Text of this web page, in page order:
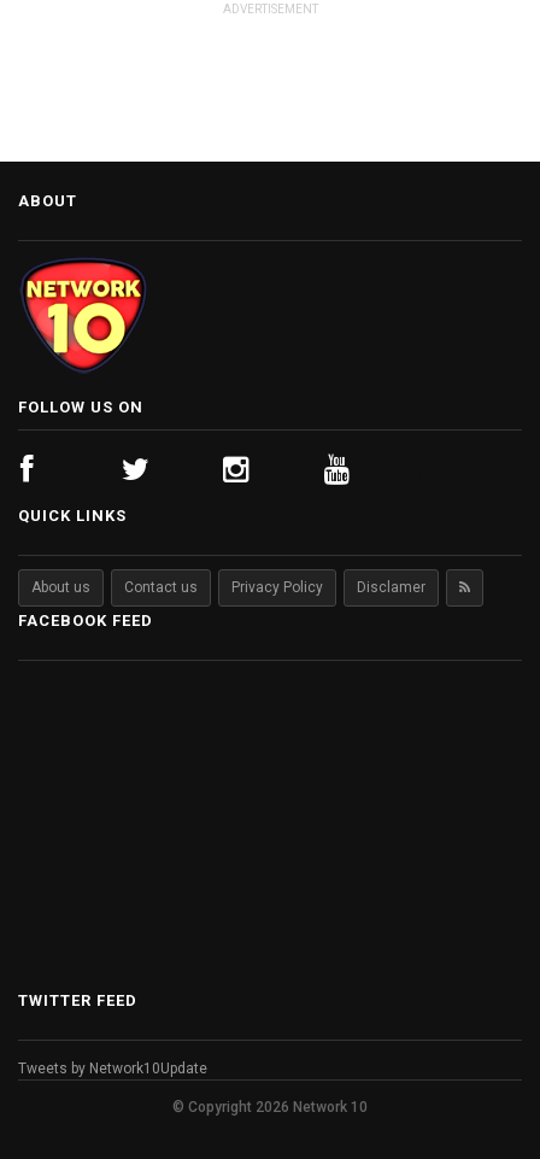
ADVERTISEMENT
ABOUT
FOLLOW US ON
QUICK LINKS
About us Contact us Privacy Policy Disclamer
FACEBOOK FEED
TWITTER FEED
Tweets by Network10Update
© Copyright 2026 Network 10